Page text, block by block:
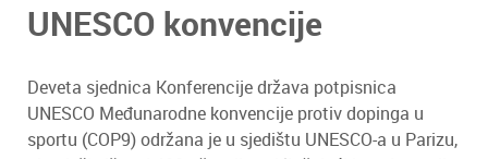
UNESCO konvencije
Deveta sjednica Konferencije država potpisnica
UNESCO Međunarodne konvencije protiv dopinga u
sportu (COP9) održana je u sjedištu UNESCO-a u Parizu,